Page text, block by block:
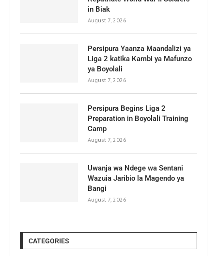
in Biak
August 7, 2026
Persipura Yaanza Maandalizi ya
Liga 2 katika Kambi ya Mafunzo
ya Boyolali
August 7, 2026
Persipura Begins Liga 2
Preparation in Boyolali Training
Camp
August 7, 2026
Uwanja wa Ndege wa Sentani
Wazuia Jaribio la Magendo ya
Bangi
August 7, 2026
CATEGORIES